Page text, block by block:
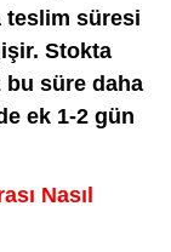
teslim süresi
Stokta
süre daha
ek 1-2 gün
Nasıl